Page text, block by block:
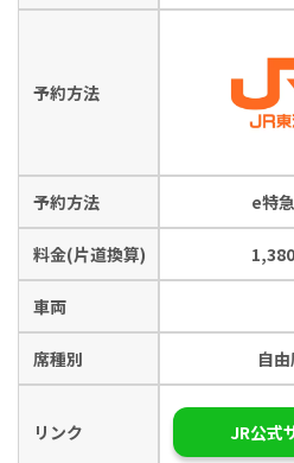
予約方法
予約方法 e特
料金(片道換算)
車両
席種別 自
リンク JR公式